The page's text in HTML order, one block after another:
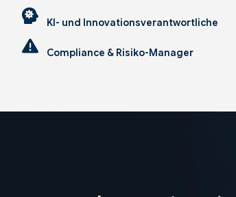
KI- und Innovationsverantwortliche
Compliance & Risiko-Manager